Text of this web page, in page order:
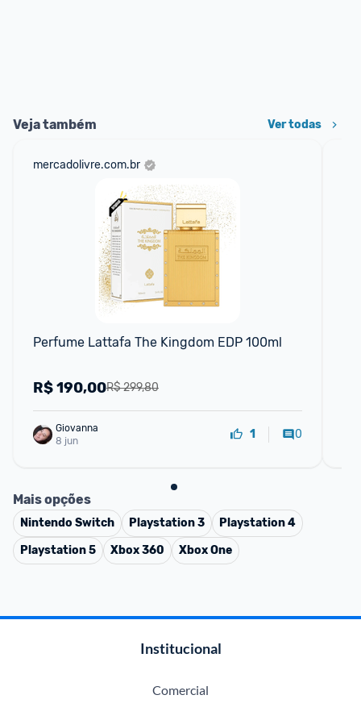
Veja também Ver todas
mercadolivre.com.br
Perfume Lattafa The Kingdom EDP 100ml
R$ 299,80
R$190,00
Giovanna
8 jun
1 0
Mais opções
Nintendo Switch Playstation 3
Playstation 4
Playstation 5
Xbox 360 Xbox One
Institucional
Comercial